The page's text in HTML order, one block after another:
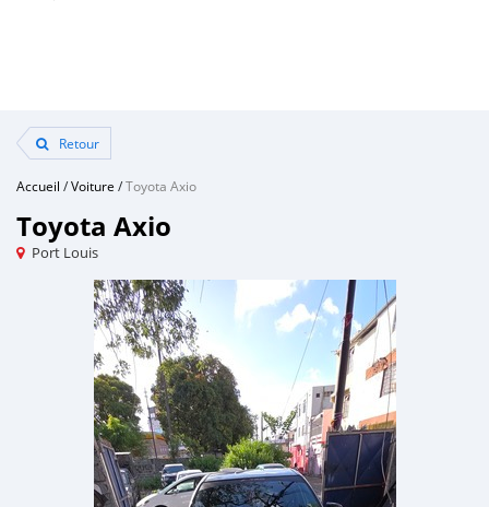
Retour
Accueil /Voiture /Toyota Axio
Toyota Axio
Port Louis